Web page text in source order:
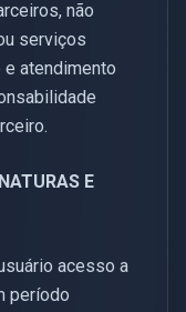
não
serviços
atendimento
E
acesso a
período